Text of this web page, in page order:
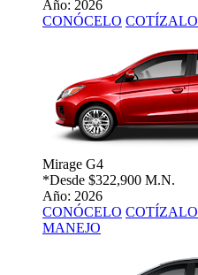
Año: 2026
CONÓCELO COTÍZALO
Mirage G4
*Desde $322,900 M.N.
Año: 2026
CONÓCELO COTÍZALO
MANEJO